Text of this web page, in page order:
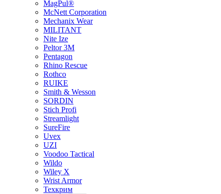
MagPul®
McNett Corporation
Mechanix Wear
MILITANT
Nite Ize
Peltor 3M
Pentagon
Rhino Rescue
Rothco
RUIKE
Smith & Wesson
SORDIN
Stich Profi
Streamlight
SureFire
Uvex
UZI
Voodoo Tactical
Wildo
Wiley X
Wrist Armor
Техкрим